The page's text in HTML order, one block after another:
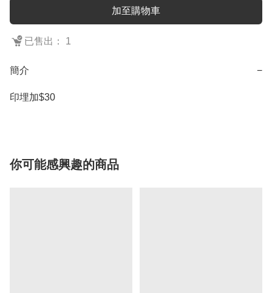
加至購物車
已售出： 1
簡介 −
印埋加$30
你可能感興趣的商品